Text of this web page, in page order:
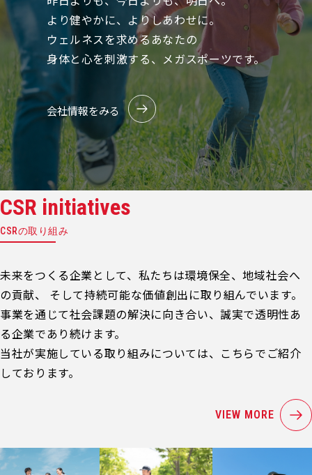
より健やかに、よりしあわせに。
ウェルネスを求めるあなたの
身体と心を刺激する、メガスポーツです。
会社情報をみる
CSR initiatives
CSRの取り組み
未来をつくる企業として、私たちは環境保全、地域社会へ
の貢献、 そして持続可能な価値創出に取り組んでいます。
事業を通じて社会課題の解決に向き合い、誠実で透明性あ
る企業であり続けます。
当社が実施している取り組みについては、こちらでご紹介
しております。
VIEW MORE